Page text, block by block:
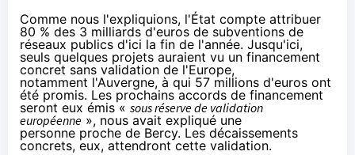
Comme nous l'expliquions, l'État compte attribuer
80 % des 3 milliards d'euros de subventions de
réseaux publics d'ici la fin de l'année. Jusqu'ici,
seuls quelques projets auraient vu un financement
concret sans validation de l'Europe,
notamment l'Auvergne, à qui 57 millions d'euros ont
été promis. Les prochains accords de financement
seront eux émis « sous réserve de validation
européenne », nous avait expliqué une
personne proche de Bercy. Les décaissements
concrets, eux, attendront cette validation.